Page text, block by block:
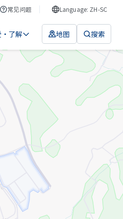
常见问题 Language: ZH-SC
了解 地图 搜索